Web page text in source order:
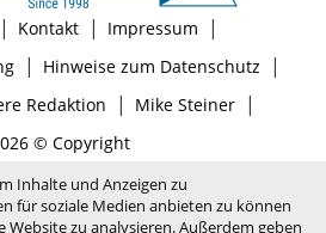
| Kontakt | Impressum |
| Hinweise zum Datenschutz |
Redaktion | Mike Steiner|
© Copyright
Inhalte und Anzeigen zu
für soziale Medien anbieten zu können
Website zu analysieren. Außerdem geben